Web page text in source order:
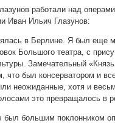
работали над
Иван Ильич Глазунов:
в Берлине. Я был еще
Большого театра, с
Замечательный
что был консерватором и
неожиданные, хотя и
это превращалось в
большим поклонником